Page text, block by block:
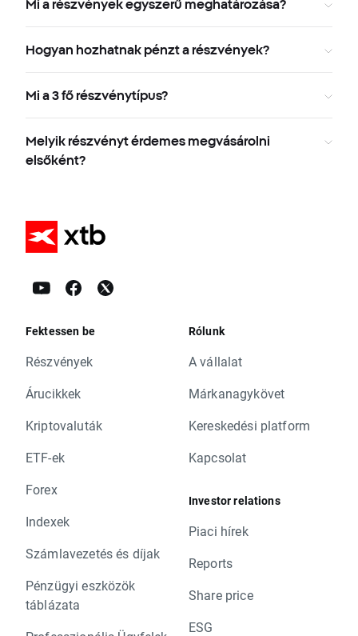
Mi a részvények egyszerű meghatározása?
Hogyan hozhatnak pénzt a részvények?
Mi a 3 fő részvénytípus?
Melyik részvényt érdemes megvásárolni
elsőként?
Fektessen be
Részvények
Árucikkek
Kriptovaluták
ETF-ek
Forex
Indexek
Számlavezetés és díjak
Pénzügyi eszközök
táblázata
Rólunk
A vállalat
Márkanagykövet
Kereskedési platform
Kapcsolat
Investor relations
Piaci hírek
Reports
Share price
ESG